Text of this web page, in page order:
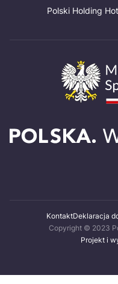
Polski Holding
KontaktDeklaracja
Copyright © 2023
Projekt i